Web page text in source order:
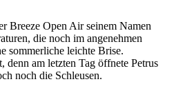
Breeze Open Air seinem Namen
die noch im angenehmen
sommerliche leichte Brise.
denn am letzten Tag öffnete Petrus
noch die Schleusen.